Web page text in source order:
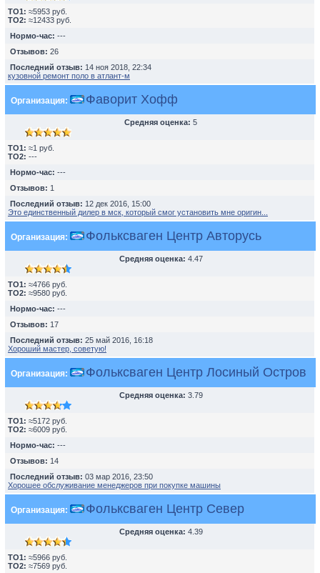
TO1: ≈5953 руб.
TO2: ≈12433 руб.
Нормо-час: ---
Отзывов: 26
Последний отзыв: 14 ноя 2018, 22:34
кузовной ремонт поло в атлант-м
Организация: Фаворит Хофф
Средняя оценка: 5
TO1: ≈1 руб.
TO2: ---
Нормо-час: ---
Отзывов: 1
Последний отзыв: 12 дек 2016, 15:00
Это единственный дилер в мск, который смог установить мне оригин...
Организация: Фольксваген Центр Авторусь
Средняя оценка: 4.47
TO1: ≈4766 руб.
TO2: ≈9580 руб.
Нормо-час: ---
Отзывов: 17
Последний отзыв: 25 май 2016, 16:18
Хороший мастер, советую!
Организация: Фольксваген Центр Лосиный Остров
Средняя оценка: 3.79
TO1: ≈5172 руб.
TO2: ≈6009 руб.
Нормо-час: ---
Отзывов: 14
Последний отзыв: 03 мар 2016, 23:50
Хорошее обслуживание менеджеров при покупке машины
Организация: Фольксваген Центр Север
Средняя оценка: 4.39
TO1: ≈5966 руб.
TO2: ≈7569 руб.